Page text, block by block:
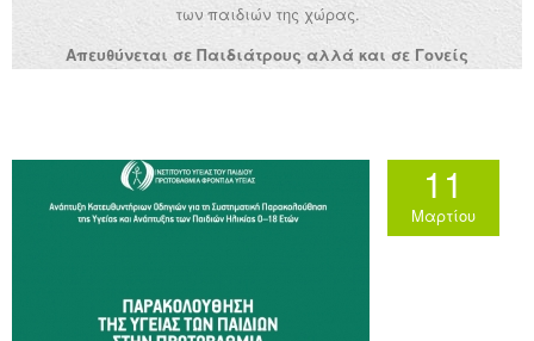
των παιδιών της χώρας.
Απευθύνεται σε Παιδιάτρους αλλά και σε Γονείς
11
Μαρτίου